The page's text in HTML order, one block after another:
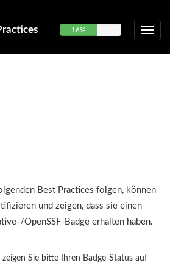
16%
Best Practices folgen, können
und zeigen, dass sie einen
OpenSSF-Badge erhalten haben.
Sie bitte Ihren Badge-Status auf